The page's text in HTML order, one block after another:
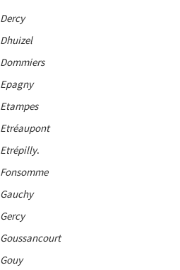
Dercy
Dhuizel
Dommiers
Epagny
Etampes
Etréaupont
Etrépilly.
Fonsomme
Gauchy
Gercy
Goussancourt
Gouy